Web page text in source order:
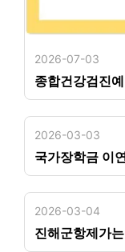
2026-07-03
종합건강검진
2026-03-03
국가장학금 이
2026-03-04
진해군항제가